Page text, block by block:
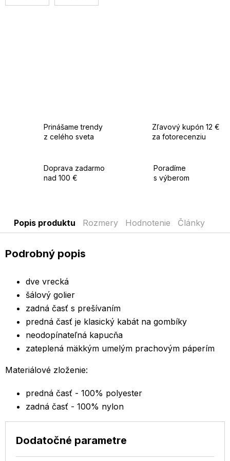
Prinášame trendy
z celého sveta
Zľavový kupón 12 €
za fotorecenziu
Doprava zadarmo
nad 100 €
Poradíme
s výberom
Popis produktu Rozmery Hodnotenie Články
Podrobný popis
dve vrecká
šálový golier
zadná časť s prešívaním
predná časť je klasický kabát na gombíky
neodopínateľná kapucňa
zateplená mäkkým umelým prachovým páperím
Materiálové zloženie:
predná časť - 100% polyester
zadná časť - 100% nylon
Dodatočné parametre